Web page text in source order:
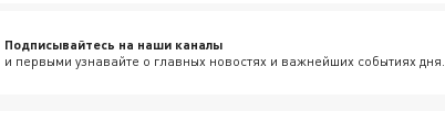
Подписывайтесь на наши каналы
и первыми узнавайте о главных новостях и важнейших событиях дня.